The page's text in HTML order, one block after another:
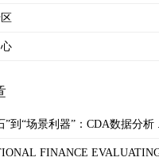
”到“场景利器”：CDA数据分析
FINANCE EVALUATING